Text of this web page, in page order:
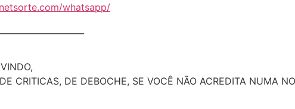
whatsapp/
CRITICAS, DE DEBOCHE, SE VOCÊ NÃO ACREDITA NUMA